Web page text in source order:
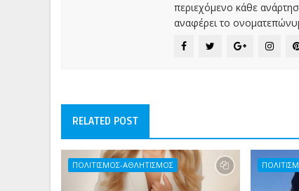
περιεχόμενο κάθε
αναφέρει το
RELATED POST
ΠΟΛΙΤΙΣΜΟΣ-ΑΘΛΗΤΙΣΜΟΣ